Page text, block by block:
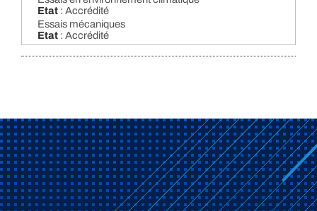
Etat : Accrédité
Essais mécaniques
Etat : Accrédité